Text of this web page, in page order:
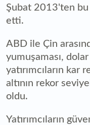
Şubat 2013'ten
etti.
ABD ile Çin
yumuşaması,
yatırımcıların kar
altının rekor
oldu.
Yatırımcıların